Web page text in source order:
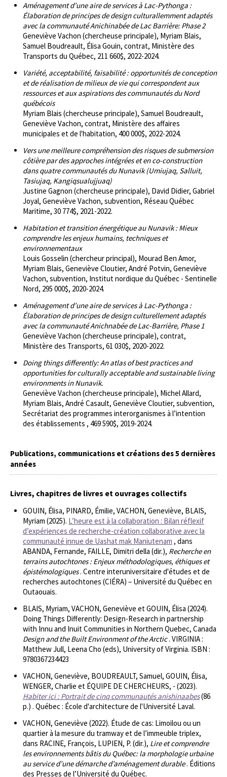
Aménagement d’une aire de services à Lac-Pythonga :
Élaboration de principes de design culturallemment adaptés
avec la communauté Anichinabée de Lac Barrière: Phase 2
Geneviève Vachon (chercheuse principale), Myriam Blais,
Samuel Boudreault, Élisa Gouin, contrat, Ministère des
Transports du Québec, 211 660$, 2022-2024.
Variété, acceptabilité, faisabilité : opportunités de conception
et de réalisation de milieux de vie qui correspondent aux
ressources et aux aspirations des communautés du Nord
québécois
Myriam Blais (chercheuse principale), Samuel Boudreault,
Geneviève Vachon, contrat, Ministère des affaires
municipales et de l'habitation, 400 000$, 2022-2024.
Vers une meilleure compréhension des risques de submersion
côtière par des approches intégrées et en co-construction
dans quatre communautés du Nunavik (Umiujaq, Salluit,
Tasiujaq, Kangiqsualujjuaq)
Justine Gagnon (chercheuse principale), David Didier, Gabriel
Joyal, Geneviève Vachon, subvention, Réseau Québec
Maritime, 30 774$, 2021-2022.
Habitation et transition énergétique au Nunavik : Mieux
comprendre les enjeux humains, techniques et
environnementaux
Louis Gosselin (chercheur principal), Mourad Ben Amor,
Myriam Blais, Geneviève Cloutier, André Potvin, Geneviève
Vachon, subvention, Institut nordique du Québec - Sentinelle
Nord, 295 000$, 2020-2024.
Aménagement d’une aire de services à Lac-Pythonga :
Élaboration de principes de design culturellement adaptés
avec la communauté Anichnabée de Lac-Barrière, Phase 1
Geneviève Vachon (chercheuse principale), contrat,
Ministère des Transports, 61 030$, 2020-2022.
Doing things differently: An atlas of best practices and
opportunities for culturally acceptable and sustainable living
environments in Nunavik.
Geneviève Vachon (chercheuse principale), Michel Allard,
Myriam Blais, André Casault, Geneviève Cloutier, subvention,
Secrétariat des programmes interorganismes à l’intention
des établissements , 469 590$, 2019-2024.
Publications, communications et créations des 5 dernières
années
Livres, chapitres de livres et ouvrages collectifs
GOUIN, Élisa, PINARD, Émilie, VACHON, Geneviève, BLAIS,
Myriam (2025). L’heure est à la collaboration : Bilan réflexif
d’expériences de recherche-création collaborative avec la
communauté innue de Uashat mak Maniutenam , dans
ABANDA, Fernande, FAILLE, Dimitri della (dir.), Recherche en
terrains autochtones : Enjeux méthodologiques, éthiques et
épistémologiques. Centre interuniversitaire d'études et de
recherches autochtones (CIÉRA) – Université du Québec en
Outaouais.
BLAIS, Myriam, VACHON, Geneviève et GOUIN, Élisa (2024).
Doing Things Differently: Design-Research in partnership
with Innu and Inuit Communities in Northern Quebec, Canada
Design and the Built Environment of the Arctic. VIRGINIA :
Matthew Jull, Leena Cho (eds), University of Virginia. ISBN :
9780367234423
VACHON, Geneviève, BOUDREAULT, Samuel, GOUIN, Élisa,
WENGER, Charlie et ÉQUIPE DE CHERCHEURS, - (2023).
Habiter ici : Portrait de cinq communautés anishinaabes(86
p.) . Québec : École d'architecture de l'Université Laval.
VACHON, Geneviève (2022). Étude de cas: Limoilou ou un
quartier à la mesure du tramway et de l’immeuble triplex,
dans RACINE, François, LUPIEN, P. (dir.), Lire et comprendre
les environnements bâtis du Québec: la morphologie urbaine
au service d’une démarche d’aménagement durable. Éditions
des Presses de l’Université du Québec.